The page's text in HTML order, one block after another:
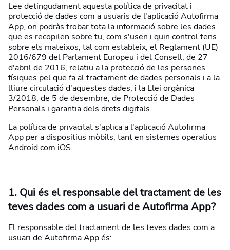
Lee detingudament aquesta política de privacitat i
protecció de dades com a usuaris de l'aplicació Autofirma
App, on podràs trobar tota la informació sobre les dades
que es recopilen sobre tu, com s'usen i quin control tens
sobre els mateixos, tal com estableix, el Reglament (UE)
2016/679 del Parlament Europeu i del Consell, de 27
d'abril de 2016, relatiu a la protecció de les persones
físiques pel que fa al tractament de dades personals i a la
lliure circulació d'aquestes dades, i la Llei orgànica
3/2018, de 5 de desembre, de Protecció de Dades
Personals i garantia dels drets digitals.
La política de privacitat s'aplica a l'aplicació Autofirma
App per a dispositius mòbils, tant en sistemes operatius
Android com iOS.
1. Qui és el responsable del tractament de les
teves dades com a usuari de Autofirma App?
El responsable del tractament de les teves dades com a
usuari de Autofirma App és: